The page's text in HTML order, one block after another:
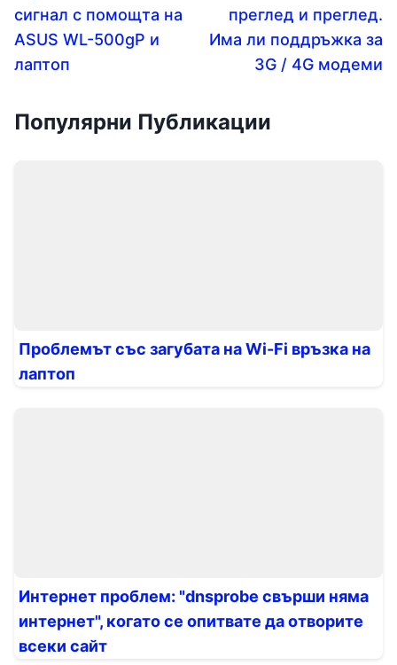
сигнал с помощта на
ASUS WL-500gP и
лаптоп
преглед и преглед.
Има ли поддръжка за
3G / 4G модеми
Популярни Публикации
Проблемът със загубата на Wi-Fi връзка на
лаптоп
Интернет проблем: "dnsprobe свърши няма
интернет", когато се опитвате да отворите
всеки сайт